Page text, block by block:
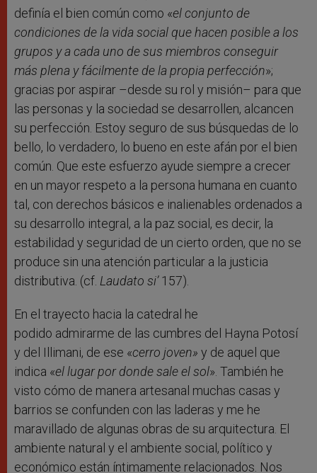
definía el bien común como «el conjunto de
condiciones de la vida social que hacen posible a los
grupos y a cada uno de sus miembros conseguir
más plena y fácilmente de la propia perfección»;
gracias por aspirar –desde su rol y misión– para que
las personas y la sociedad se desarrollen, alcancen
su perfección. Estoy seguro de sus búsquedas de lo
bello, lo verdadero, lo bueno en este afán por el bien
común. Que este esfuerzo ayude siempre a crecer
en un mayor respeto a la persona humana en cuanto
tal, con derechos básicos e inalienables ordenados a
su desarrollo integral, a la paz social, es decir, la
estabilidad y seguridad de un cierto orden, que no se
produce sin una atención particular a la justicia
distributiva. (cf. Laudato si’157).
En el trayecto hacia la catedral he
podido admirarme de las cumbres del Hayna Potosí
y del Illimani, de ese «cerro joven» y de aquel que
indica «el lugar por donde sale el sol». También he
visto cómo de manera artesanal muchas casas y
barrios se confunden con las laderas y me he
maravillado de algunas obras de su arquitectura. El
ambiente natural y el ambiente social, político y
económico están íntimamente relacionados. Nos